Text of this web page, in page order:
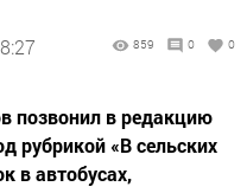
859 0 0
позвонил в редакцию
рубрикой «В сельских
в автобусах,